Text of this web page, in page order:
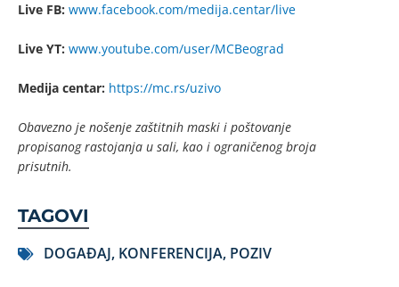
Live FB: www.facebook.com/medija.centar/live
Live YT: www.youtube.com/user/MCBeograd
Medija centar: https://mc.rs/uzivo
Obavezno je nošenje zaštitnih maski i poštovanje
propisanog rastojanja u sali, kao i ograničenog broja
prisutnih.
TAGOVI
DOGAĐAJ, KONFERENCIJA, POZIV